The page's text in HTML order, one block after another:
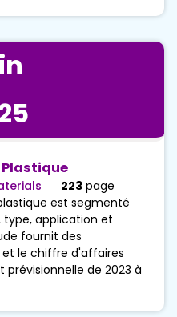
Plastique
223 page
est segmenté
type, application et
fournit des
le chiffre d'affaires
de 2023 à